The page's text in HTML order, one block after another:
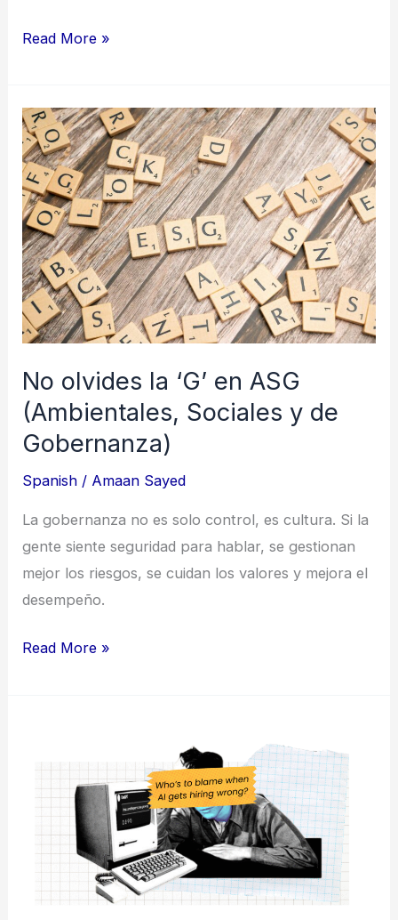
Read More »
No olvides la ‘G’ en ASG
(Ambientales, Sociales y de
Gobernanza)
Spanish / Amaan Sayed
La gobernanza no es solo control, es cultura. Si la
gente siente seguridad para hablar, se gestionan
mejor los riesgos, se cuidan los valores y mejora el
desempeño.
No
olvides
la
‘G’
en
ASG
(Ambientales,
Sociales
y
Gobernanza)
Read More »
responsable